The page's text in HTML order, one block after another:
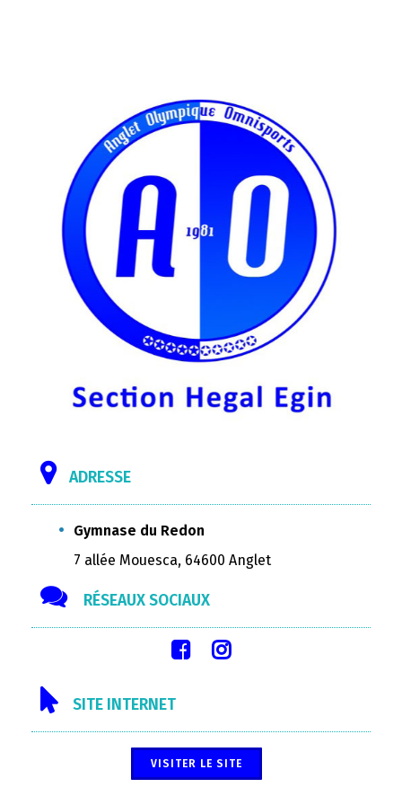
ADRESSE
Gymnase du Redon
7 allée Mouesca, 64600 Anglet
RÉSEAUX SOCIAUX
SITE INTERNET
VISITER LE SITE